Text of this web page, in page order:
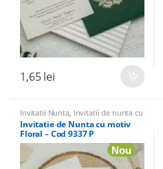
1,65lei
Invitatii Nunta, Invitatii de nunta cu
flori si fluturi Invitatii elegante,
Invitatii pentru alte evenimente,
Nunta de argint
Invitatie de Nunta cu motiv
Floral – Cod 9337 P
Nou